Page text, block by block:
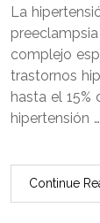
La
complejo
trastornos
hasta el
hipertensión …
Continue